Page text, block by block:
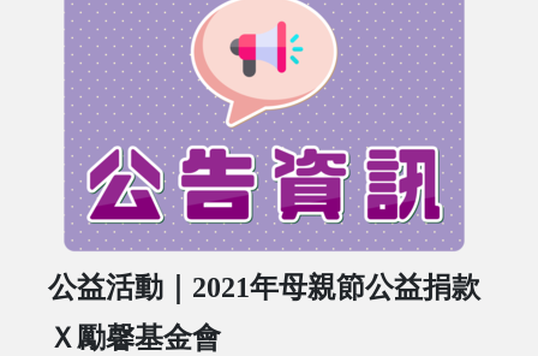
公益活動｜2021年母親節公益捐款
Ｘ勵馨基金會